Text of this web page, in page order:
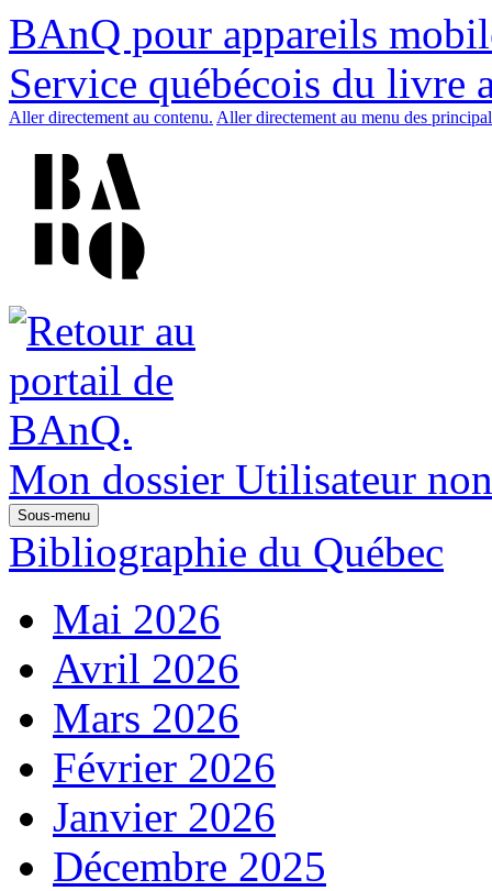
BAnQ pour appareils
Service québécois du livre
Aller directement au contenu. Aller directement au menu des
Mon dossier Utilisateur
Sous-menu
Bibliographie du Québec
Mai 2026
Avril 2026
Mars 2026
Février 2026
Janvier 2026
Décembre 2025